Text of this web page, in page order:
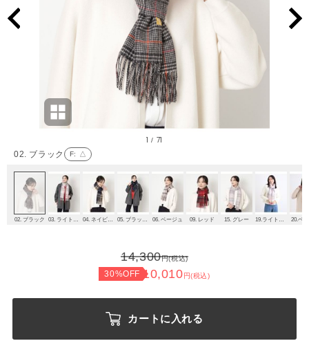
02. ブラック F: △
1 / 71
02. ブラック 06. ベージュ 09. レッド 15. グレー 20.ベ
14,300円(税込)
30%OFF 10,010円(税込)
カートに入れる